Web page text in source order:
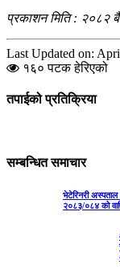
प्रकाशन मिति : २०८२
Last Updated on:
१६० पटक हेरिएको
तपाईको प्रतिक्रिया
सम्बन्धित समाचार
भेटेरिनरी अस्पताल
२०८३/०८४ को